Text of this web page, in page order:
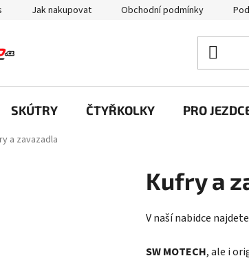
Jak nakupovat Obchodní podmínky
SKÚTRY ČTYŘKOLKY PRO
a zavazadla
Kufry a
V naší nabidce
SW MOTECH, ale i